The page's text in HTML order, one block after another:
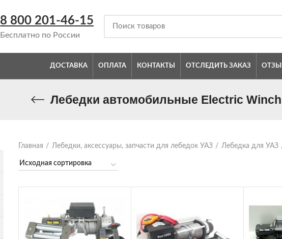
8 800 201-46-15
Бесплатно по России
ДОСТАВКА ОПЛАТА КОНТАКТЫ ОТСЛЕДИТЬ ЗАКАЗ
Лебедки автомобильные Electric Winch
Главная Лебедки, аксессуары, запчасти для лебедок УАЗ Лебедка для УАЗ